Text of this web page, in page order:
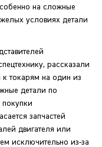
на сложные
условиях детали
рассказали
токарям на один из
детали по
запчастей
двигателя или
исключительно из-за